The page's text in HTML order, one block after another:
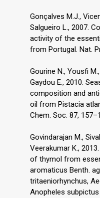
Gonçalves M.J.,
Salgueiro L., 2007.
activity of the
from Portugal. Nat.
Gourine N., Yousfi
Gaydou E., 2010.
composition and
oil from Pistacia
Chem. Soc. 87,
Govindarajan M.,
Veerakumar K.,
of thymol from
aromaticus Benth.
tritaeniorhynchus,
Anopheles subpictus